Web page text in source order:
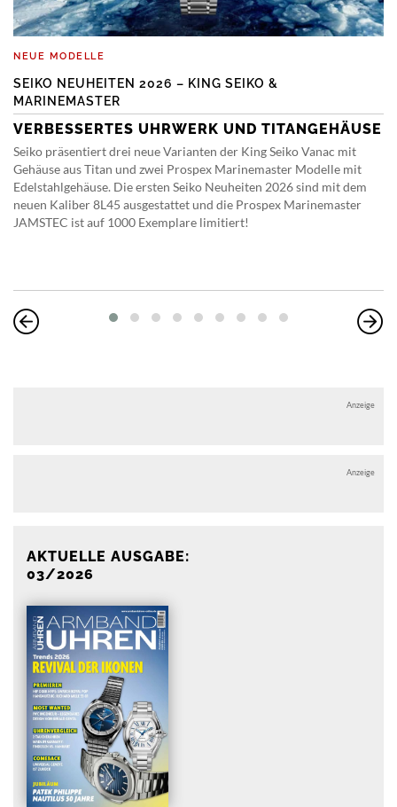
NEUE MODELLE
SEIKO NEUHEITEN 2026 – KING SEIKO &
MARINEMASTER
VERBESSERTES UHRWERK UND TITANGEHÄUSE
Seiko präsentiert drei neue Varianten der King Seiko Vanac mit
Gehäuse aus Titan und zwei Prospex Marinemaster Modelle mit
Edelstahlgehäuse. Die ersten Seiko Neuheiten 2026 sind mit dem
neuen Kaliber 8L45 ausgestattet und die Prospex Marinemaster
JAMSTEC ist auf 1000 Exemplare limitiert!
Anzeige
Anzeige
AKTUELLE AUSGABE:
03/2026